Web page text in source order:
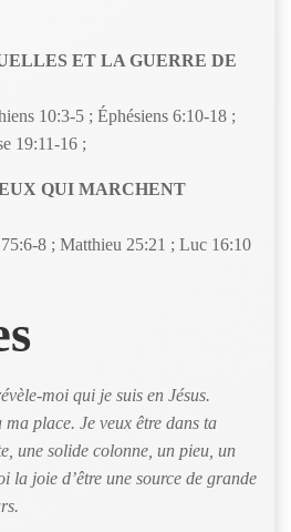
ET LA GUERRE DE
10:3-5 ; Éphésiens 6:10-18 ;
19:11-16 ;
QUI MARCHENT
8 ; Matthieu 25:21 ; Luc 16:10
moi qui je suis en Jésus.
place. Je veux être dans ta
une solide colonne, un pieu, un
la joie d’être une source de grande